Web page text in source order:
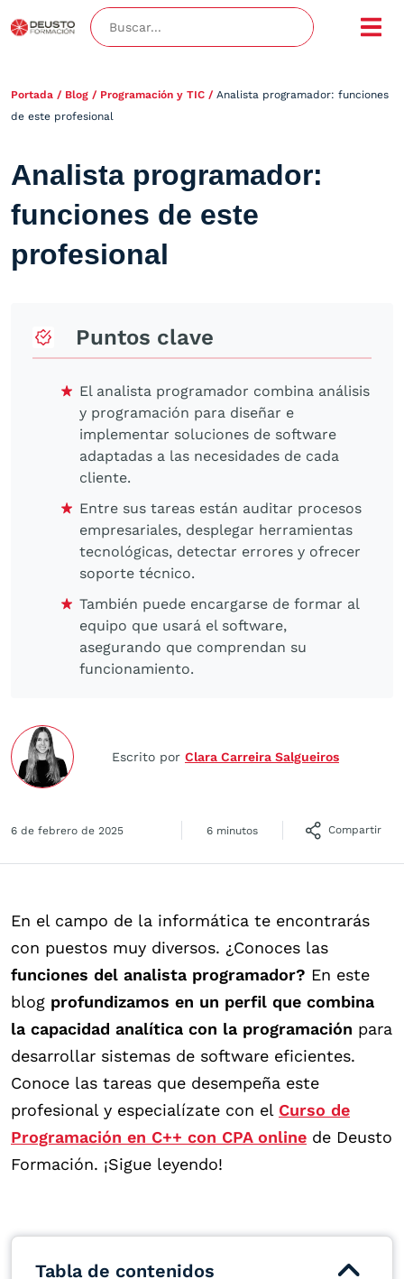
Portada / Blog / Programación y TIC / Analista programador: funciones
de este profesional
Analista programador:
funciones de este
profesional
Puntos clave
El analista programador combina análisis
y programación para diseñar e
implementar soluciones de software
adaptadas a las necesidades de cada
cliente.
Entre sus tareas están auditar procesos
empresariales, desplegar herramientas
tecnológicas, detectar errores y ofrecer
soporte técnico.
También puede encargarse de formar al
equipo que usará el software,
asegurando que comprendan su
funcionamiento.
Escrito por Clara Carreira Salgueiros
6 de febrero de 2025 6 minutos Compartir
En el campo de la informática te encontrarás
con puestos muy diversos. ¿Conoces las
funciones del analista programador? En este
blog profundizamos en un perfil que combina
la capacidad analítica con la programación para
desarrollar sistemas de software eficientes.
Conoce las tareas que desempeña este
profesional y especialízate con el Curso de
Programación en C++ con CPA online de Deusto
Formación. ¡Sigue leyendo!
Tabla de contenidos